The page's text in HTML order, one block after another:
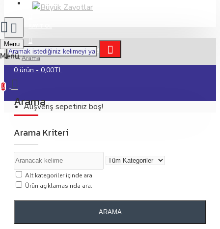
MÜŞTERİ HİZMETLERİ : 0474 212 1555
Menu
0 ürün - 0,00TL
0
Alışveriş sepetiniz boş!
Arama
Arama
Arama Kriteri
Alt kategoriler içinde ara
Ürün açıklamasında ara.
ARAMA